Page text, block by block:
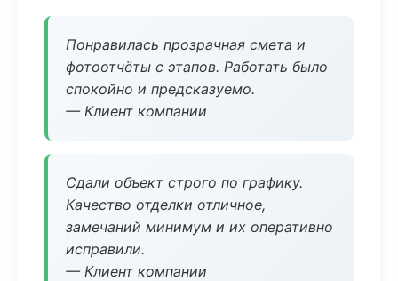
Понравилась прозрачная смета и
фотоотчёты с этапов. Работать было
спокойно и предсказуемо.
— Клиент компании
Сдали объект строго по графику.
Качество отделки отличное,
замечаний минимум и их оперативно
исправили.
— Клиент компании